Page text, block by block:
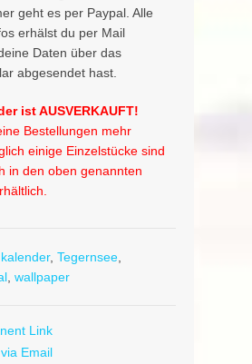
geht es per Paypal. Alle
erhälst du per Mail
Daten über das
abgesendet hast.
ist AUSVERKAUFT!
Bestellungen mehr
einige Einzelstücke sind
in den oben genannten
kalender, Tegernsee
wallpaper
Link
Email